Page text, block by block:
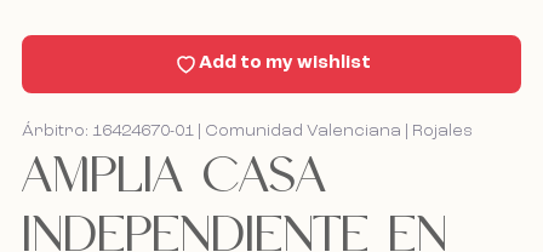
Noticias
Contacto
Bel mij terug
Bel mij terug
Árbitro: 16424670-01 | Comunidad Valenciana | Rojales
AMPLIA CASA
INDEPENDIENTE EN
Add to my wishlist